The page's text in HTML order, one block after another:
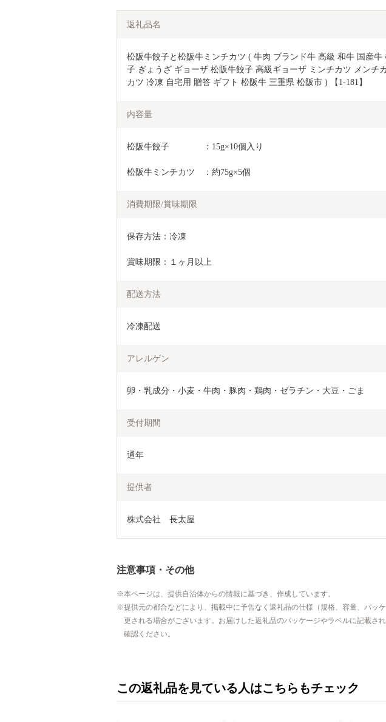
返礼品名
松阪牛餃子と松阪牛ミンチカツ ( 牛肉 ブランド牛 高級 和牛 国産牛
子 ぎょうざ ギョーザ 松阪牛餃子 高級ギョーザ ミンチカツ メンチ
カツ 冷凍 自宅用 贈答 ギフト 松阪牛 三重県 松阪市 ) 【1-181】
内容量
松阪牛餃子　　　　：15g×10個入り
松阪牛ミンチカツ　：約75g×5個
消費期限/賞味期限
保存方法：冷凍
賞味期限：１ヶ月以上
配送方法
冷凍配送
アレルゲン
卵・乳成分・小麦・牛肉・豚肉・鶏肉・ゼラチン・大豆・ごま
受付期間
通年
提供者
株式会社　長太屋
注意事項・その他
本ページは、提供自治体からの情報に基づき、作成しています。
提供元の都合などにより、掲載中に予告なく返礼品の仕様（規格、容量、パッ
更される場合がございます。お届けした返礼品のパッケージやラベルに記載さ
確認ください。
この返礼品を見ている人はこちらもチェック